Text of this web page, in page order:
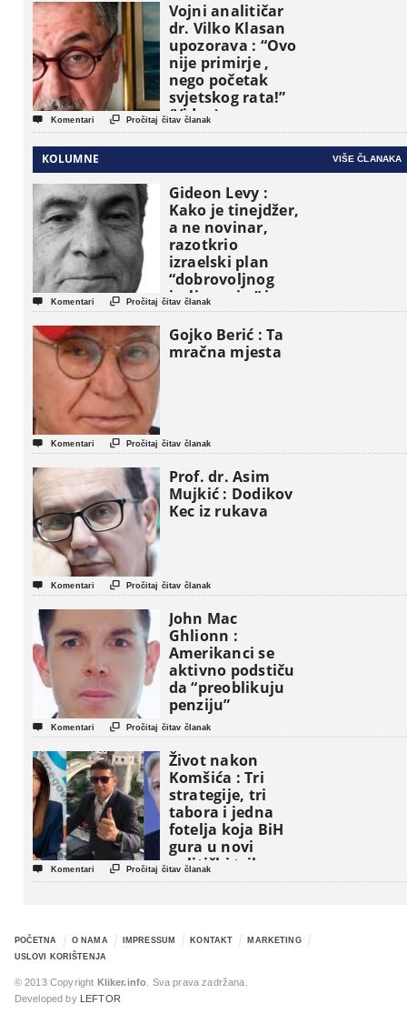
Vojni analitičar
dr. Vilko Klasan
upozorava : “Ovo
nije primirje ,
nego početak
svjetskog rata!”
(Video)
 Komentari  Pročitaj čitav članak
KOLUMNE VIŠE ČLANAKA
Gideon Levy :
Kako je tinejdžer,
a ne novinar,
razotkrio
izraelski plan
“dobrovoljnog
iseljavanja ” iz
Gaze
 Komentari  Pročitaj čitav članak
Gojko Berić : Ta
mračna mjesta
 Komentari  Pročitaj čitav članak
Prof. dr. Asim
Mujkić : Dodikov
Kec iz rukava
 Komentari  Pročitaj čitav članak
John Mac
Ghlionn :
Amerikanci se
aktivno podstiču
da “preoblikuju
penziju”
 Komentari  Pročitaj čitav članak
Život nakon
Komšića : Tri
strategije, tri
tabora i jedna
fotelja koja BiH
gura u novi
politički triler
 Komentari  Pročitaj čitav članak
POČETNA O NAMA IMPRESSUM KONTAKT
MARKETING
USLOVI KORIŠTENJA
© 2013 Copyright Kliker.info . Sva prava zadržana.
Developed by
LEFTOR